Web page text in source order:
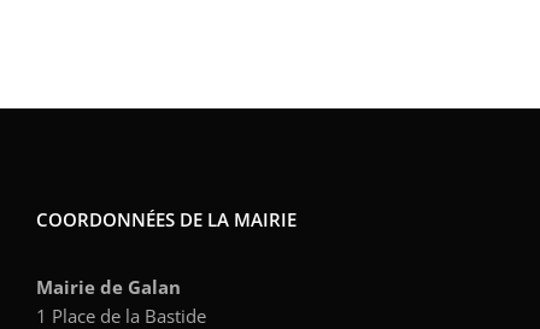
COORDONNÉES DE LA MAIRIE
Mairie de Galan
1 Place de la Bastide